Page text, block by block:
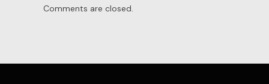
Comments are closed.